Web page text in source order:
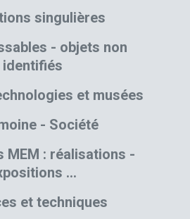
singulières
- objets non
identifiés
et musées
- Société
MEM : réalisations -
…
et techniques